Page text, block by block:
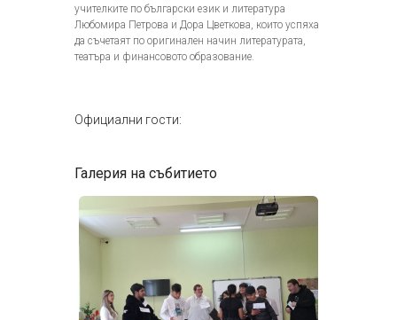
учителките по български език и литература
Любомира Петрова и Дора Цветкова, които успяха
да съчетаят по оригинален начин литературата,
театъра и финансовото образование.
Официални гости:
Галерия на събитието